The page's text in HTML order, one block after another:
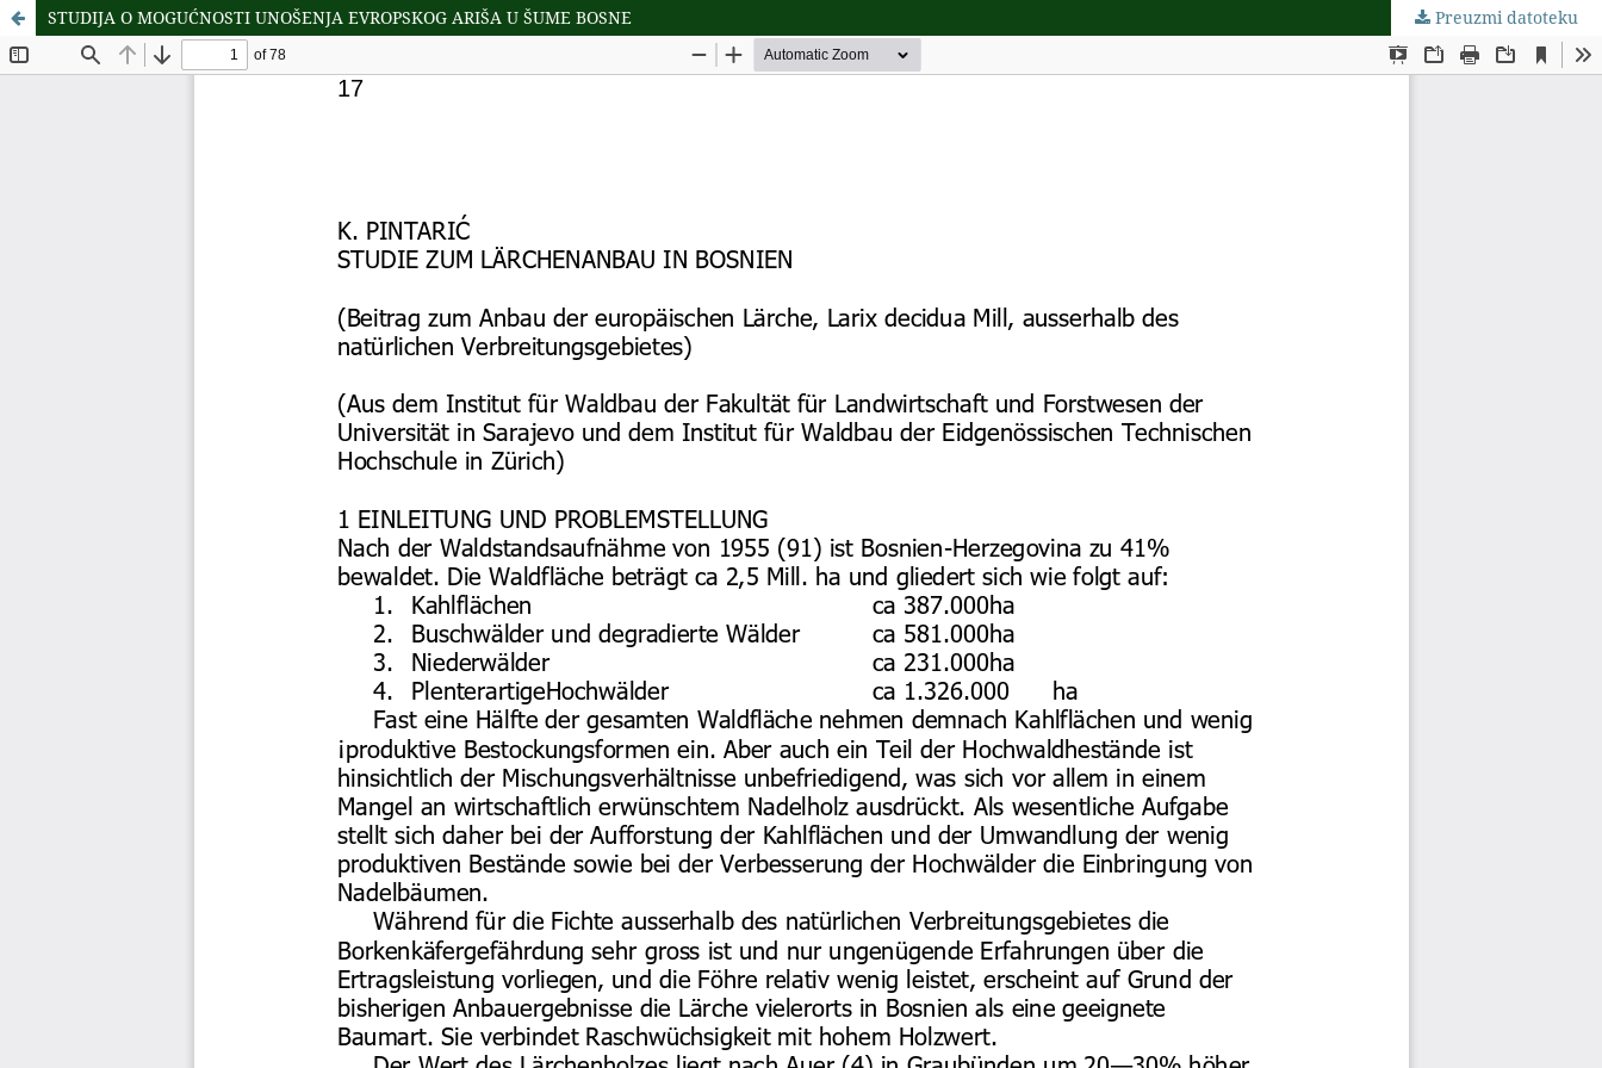
STUDIJA O MOGUĆNOSTI UNOŠENJA EVROPSKOG ARIŠA U ŠUME BOSNE Preuzmi datoteku